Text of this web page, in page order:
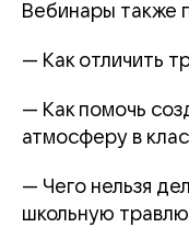
Вебинары также
— Как отличить
— Как помочь
атмосферу в
— Чего нельзя
школьную